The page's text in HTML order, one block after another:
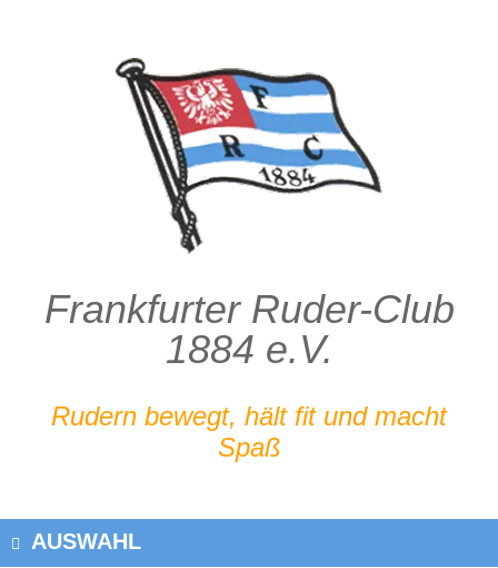
Frankfurter Ruder-Club
1884 e.V.
Rudern bewegt, hält fit und macht
Spaß
AUSWAHL